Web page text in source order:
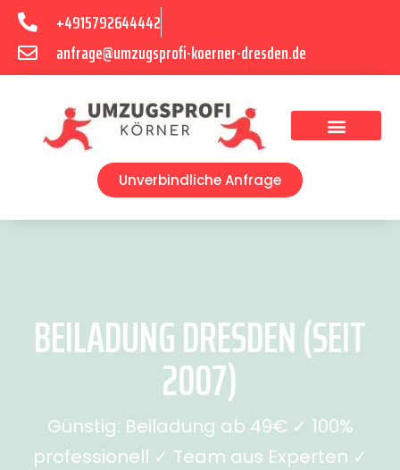
+4915792644442
anfrage@umzugsprofi-koerner-dresden.de
Unverbindliche Anfrage
BEILADUNG DRESDEN (SEIT
2007)
Günstig: Beiladung ab 49€ ✓ 100%
professionell ✓ Team aus Experten ✓